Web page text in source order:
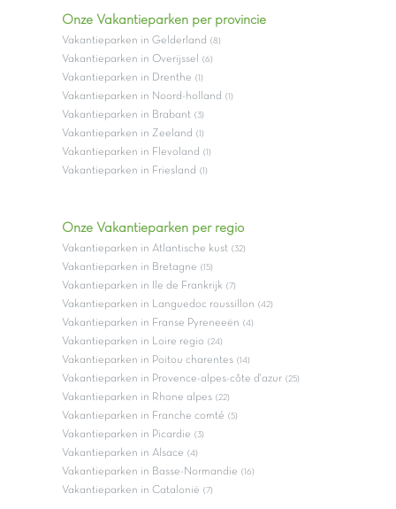
Onze Vakantieparken per provincie
Vakantieparken in Gelderland (8)
Vakantieparken in Overijssel (6)
Vakantieparken in Drenthe (1)
Vakantieparken in Noord-holland (1)
Vakantieparken in Brabant (3)
Vakantieparken in Zeeland (1)
Vakantieparken in Flevoland (1)
Vakantieparken in Friesland (1)
Onze Vakantieparken per regio
Vakantieparken in Atlantische kust (32)
Vakantieparken in Bretagne (15)
Vakantieparken in Ile de Frankrijk (7)
Vakantieparken in Languedoc roussillon (42)
Vakantieparken in Franse Pyreneeën (4)
Vakantieparken in Loire regio (24)
Vakantieparken in Poitou charentes (14)
Vakantieparken in Provence-alpes-côte d'azur (25)
Vakantieparken in Rhone alpes (22)
Vakantieparken in Franche comté (5)
Vakantieparken in Picardie (3)
Vakantieparken in Alsace (4)
Vakantieparken in Basse-Normandie (16)
Vakantieparken in Catalonië (7)